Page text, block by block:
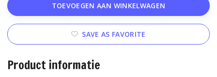
TOEVOEGEN AAN WINKELWAGEN
SAVE AS FAVORITE
Product informatie